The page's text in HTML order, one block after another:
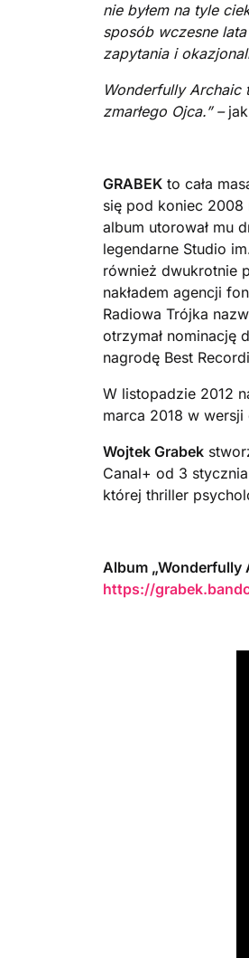
nie byłem na tyle
sposób wczesne
zapytania i
Wonderfully
zmarłego Ojca.” –
GRABEK to cała
się pod koniec 2008
album utorował mu
legendarne Studio
również dwukrotnie
nakładem agencji
Radiowa Trójka
otrzymał nominację
nagrodę Best
W listopadzie 2012
marca 2018 w wersji
Wojtek Grabek
Canal+ od 3
której thriller
Album „Wonderfully
https://